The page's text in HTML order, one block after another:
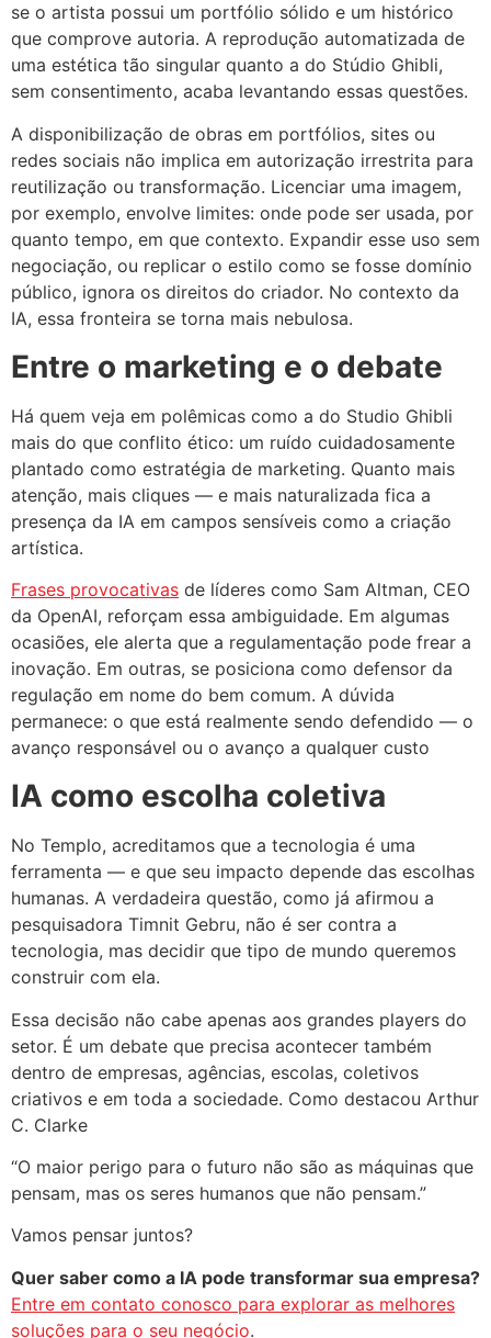
se o artista possui um portfólio sólido e um histórico
que comprove autoria. A reprodução automatizada de
uma estética tão singular quanto a do Stúdio Ghibli,
sem consentimento, acaba levantando essas questões.
A disponibilização de obras em portfólios, sites ou
redes sociais não implica em autorização irrestrita para
reutilização ou transformação. Licenciar uma imagem,
por exemplo, envolve limites: onde pode ser usada, por
quanto tempo, em que contexto. Expandir esse uso sem
negociação, ou replicar o estilo como se fosse domínio
público, ignora os direitos do criador. No contexto da
IA, essa fronteira se torna mais nebulosa.
Entre o marketing e o debate
Há quem veja em polêmicas como a do Studio Ghibli
mais do que conflito ético: um ruído cuidadosamente
plantado como estratégia de marketing. Quanto mais
atenção, mais cliques — e mais naturalizada fica a
presença da IA em campos sensíveis como a criação
artística.
Frases provocativas de líderes como Sam Altman, CEO
da OpenAI, reforçam essa ambiguidade. Em algumas
ocasiões, ele alerta que a regulamentação pode frear a
inovação. Em outras, se posiciona como defensor da
regulação em nome do bem comum. A dúvida
permanece: o que está realmente sendo defendido — o
avanço responsável ou o avanço a qualquer custo
IA como escolha coletiva
No Templo, acreditamos que a tecnologia é uma
ferramenta — e que seu impacto depende das escolhas
humanas. A verdadeira questão, como já afirmou a
pesquisadora Timnit Gebru, não é ser contra a
tecnologia, mas decidir que tipo de mundo queremos
construir com ela.
Essa decisão não cabe apenas aos grandes players do
setor. É um debate que precisa acontecer também
dentro de empresas, agências, escolas, coletivos
criativos e em toda a sociedade. Como destacou Arthur
C. Clarke
“O maior perigo para o futuro não são as máquinas que
pensam, mas os seres humanos que não pensam.”
Vamos pensar juntos?
Quer saber como a IA pode transformar sua empresa?
Entre em contato conosco para explorar as melhores
soluções para o seu negócio.